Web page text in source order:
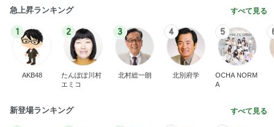
急上昇ランキング すべて見る
1
AKB48
2
たんぽぽ川村
エミコ
3
北村総一朗
4
北別府学
5
OCHA NORM
A
新登場ランキング すべて見る